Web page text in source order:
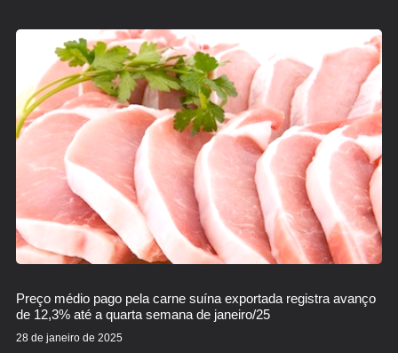
Preço médio pago pela carne suína exportada registra avanço
de 12,3% até a quarta semana de janeiro/25
28 de janeiro de 2025